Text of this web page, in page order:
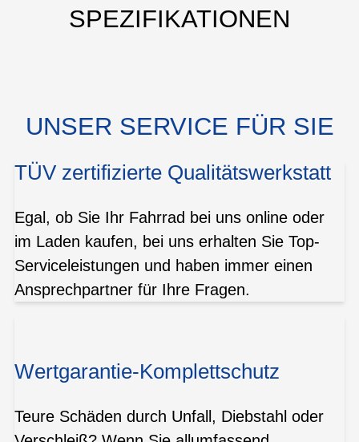
SPEZIFIKATIONEN
UNSER SERVICE FÜR SIE
TÜV zertifizierte Qualitätswerkstatt
Egal, ob Sie Ihr Fahrrad bei uns online oder
im Laden kaufen, bei uns erhalten Sie Top-
Serviceleistungen und haben immer einen
Ansprechpartner für Ihre Fragen.
Wertgarantie-Komplettschutz
Teure Schäden durch Unfall, Diebstahl oder